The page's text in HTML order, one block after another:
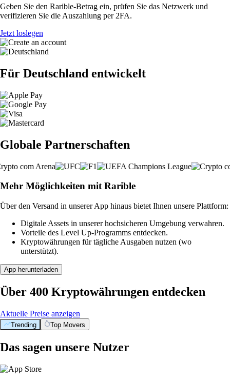
Geben Sie den Rarible-Betrag ein, prüfen Sie das Netzwerk und
verifizieren Sie die Auszahlung per 2FA.
Jetzt loslegen
Für Deutschland entwickelt
Globale Partnerschaften
Mehr Möglichkeiten mit Rarible
Über den Versand in unserer App hinaus bietet Ihnen unsere Plattform:
Digitale Assets in unserer hochsicheren Umgebung verwahren.
Vorteile des Level Up-Programms entdecken.
Kryptowährungen für tägliche Ausgaben nutzen (wo
unterstützt).
App herunterladen
Über 400 Kryptowährungen entdecken
Aktuelle Preise anzeigen
Trending Top Movers
Das sagen unsere Nutzer